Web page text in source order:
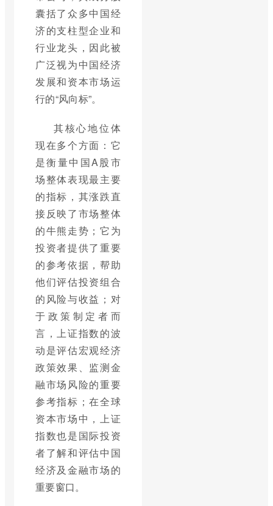
囊括了众多中国经
济的支柱型企业和
行业龙头，因此被
广泛视为中国经济
发展和资本市场运
行的“风向标”。
其核心地位体
现在多个方面：它
是衡量中国A股市
场整体表现最主要
的指标，其涨跌直
接反映了市场整体
的牛熊走势；它为
投资者提供了重要
的参考依据，帮助
他们评估投资组合
的风险与收益；对
于政策制定者而
言，上证指数的波
动是评估宏观经济
政策效果、监测金
融市场风险的重要
参考指标；在全球
资本市场中，上证
指数也是国际投资
者了解和评估中国
经济及金融市场的
重要窗口。